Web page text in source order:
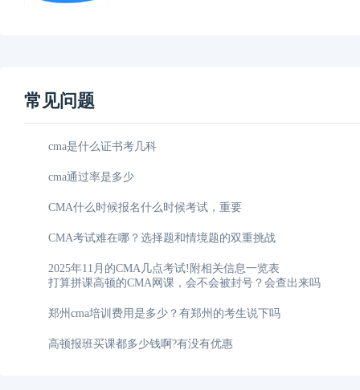
常见问题
cma是什么证书考几科
cma通过率是多少
CMA什么时候报名什么时候考试，重要
CMA考试难在哪？选择题和情境题的双重挑战
2025年11月的CMA几点考试!附相关信息一览表
打算拼课高顿的CMA网课，会不会被封号？会查出来吗
郑州cma培训费用是多少？有郑州的考生说下吗
高顿报班买课都多少钱啊?有没有优惠